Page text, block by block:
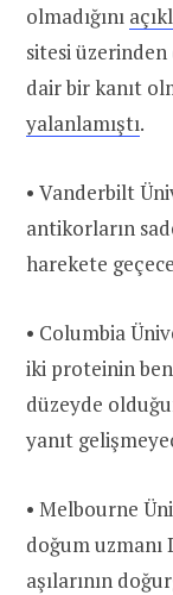
olmadığını
sitesi üzerinden
dair bir kanıt
yalanlamıştı.
• Vanderbilt
antikorların
harekete
• Columbia
iki proteinin
düzeyde
yanıt
• Melbourne
doğum uzmanı
aşılarının